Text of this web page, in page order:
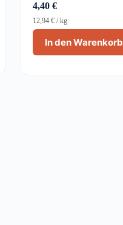
4,40 €
In den Warenkorb
12,94 €/kg